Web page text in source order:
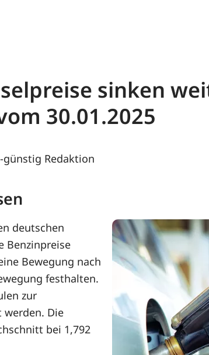
sinken
30.01.2025
günstig Redaktion
deutschen
Benzinpreise
Bewegung nach
festhalten.
zur
Die
bei 1,792